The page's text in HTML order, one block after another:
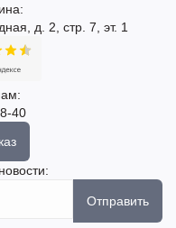
д. 2, стр. 7, эт. 1
40
Отправить